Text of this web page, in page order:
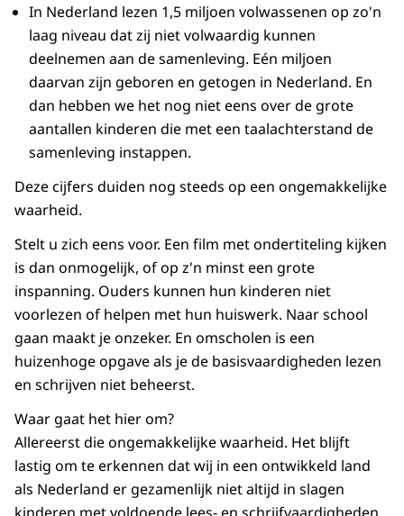
In Nederland lezen 1,5 miljoen volwassenen op zo'n
laag niveau dat zij niet volwaardig kunnen
deelnemen aan de samenleving. Eén miljoen
daarvan zijn geboren en getogen in Nederland. En
dan hebben we het nog niet eens over de grote
aantallen kinderen die met een taalachterstand de
samenleving instappen.
Deze cijfers duiden nog steeds op een ongemakkelijke
waarheid.
Stelt u zich eens voor. Een film met ondertiteling kijken
is dan onmogelijk, of op z'n minst een grote
inspanning. Ouders kunnen hun kinderen niet
voorlezen of helpen met hun huiswerk. Naar school
gaan maakt je onzeker. En omscholen is een
huizenhoge opgave als je de basisvaardigheden lezen
en schrijven niet beheerst.
Waar gaat het hier om?
Allereerst die ongemakkelijke waarheid. Het blijft
lastig om te erkennen dat wij in een ontwikkeld land
als Nederland er gezamenlijk niet altijd in slagen